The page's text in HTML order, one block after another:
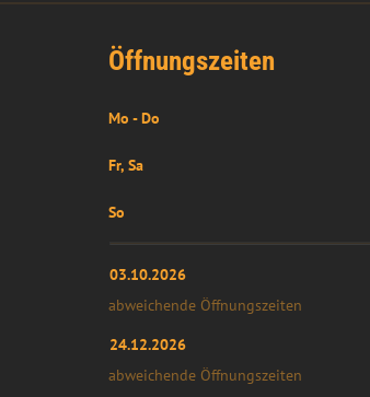
Öffnungszeiten
Mo - Do
Fr, Sa
So
03.10.2026
abweichende Öffnungszeiten
24.12.2026
abweichende Öffnungszeiten